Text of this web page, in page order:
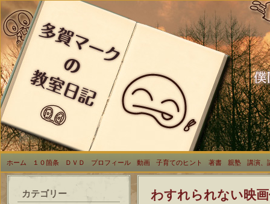
ホーム １０箇条 ＤＶＤ プロフィール 動画 子育てのヒント 著書 親塾 講演、
カテゴリー わすれられない映